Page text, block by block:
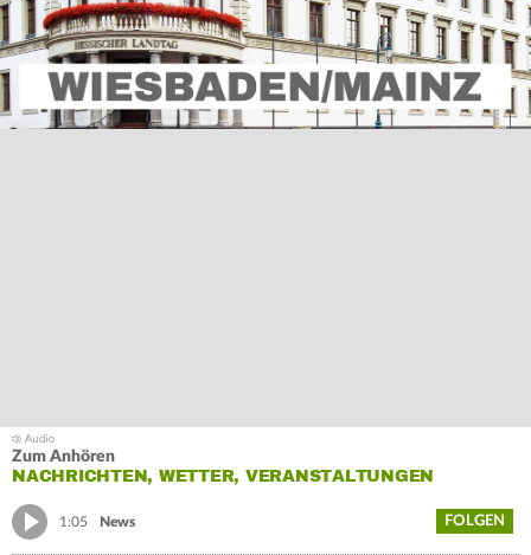
Zum Anhören
NACHRICHTEN, WETTER, VERANSTALTUNGEN
1:05 News FOLGEN